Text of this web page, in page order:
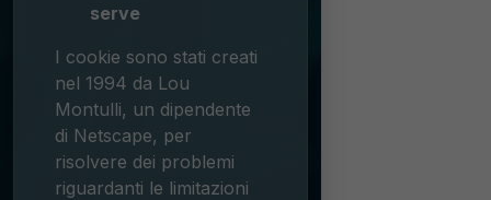
serve
I cookie sono stati creati
nel 1994 da Lou
Montulli, un dipendente
di Netscape, per
risolvere dei problemi
riguardanti le limitazioni